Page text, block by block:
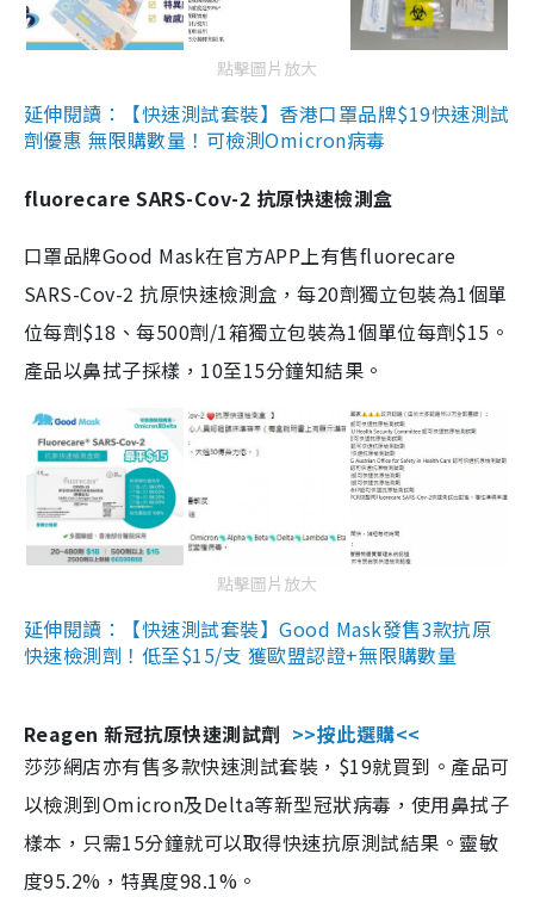
點擊圖片放大
延伸閱讀：【快速測試套裝】香港口罩品牌$19快速測試
劑優惠 無限購數量！可檢測Omicron病毒
fluorecare SARS-Cov-2 抗原快速檢測盒
口罩品牌Good Mask在官方APP上有售fluorecare
SARS-Cov-2 抗原快速檢測盒，每20劑獨立包裝為1個單
位每劑$18、每500劑/1箱獨立包裝為1個單位每劑$15。
產品以鼻拭子採樣，10至15分鐘知結果。
點擊圖片放大
延伸閱讀：【快速測試套裝】Good Mask發售3款抗原
快速檢測劑！低至$15/支 獲歐盟認證+無限購數量
Reagen 新冠抗原快速測試劑 >>按此選購<<
莎莎網店亦有售多款快速測試套裝，$19就買到。產品可
以檢測到Omicron及Delta等新型冠狀病毒，使用鼻拭子
樣本，只需15分鐘就可以取得快速抗原測試結果。靈敏
度95.2%，特異度98.1%。